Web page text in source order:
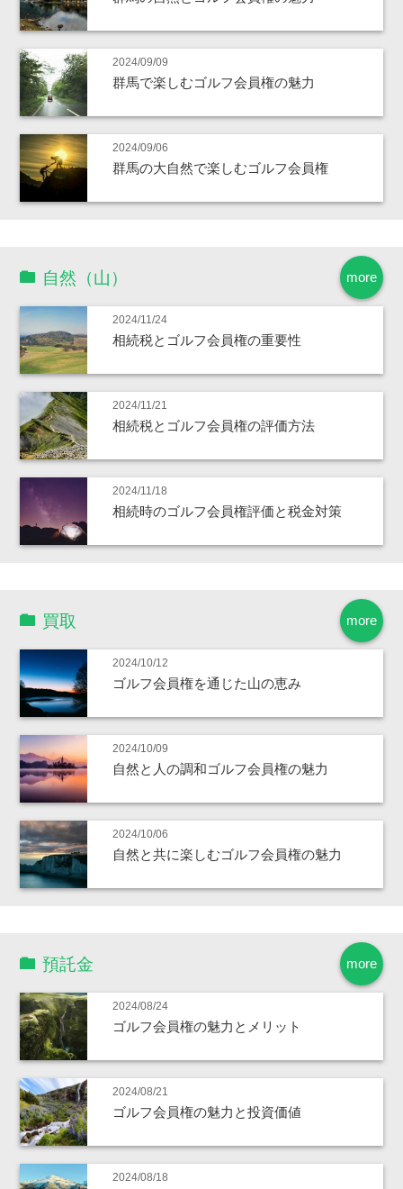
2024/09/09
群馬で楽しむゴルフ会員権の魅力
2024/09/06
群馬の大自然で楽しむゴルフ会員権
more
自然（山）
2024/11/24
相続税とゴルフ会員権の重要性
2024/11/21
相続税とゴルフ会員権の評価方法
2024/11/18
相続時のゴルフ会員権評価と税金対策
more
買取
2024/10/12
ゴルフ会員権を通じた山の恵み
2024/10/09
自然と人の調和ゴルフ会員権の魅力
2024/10/06
自然と共に楽しむゴルフ会員権の魅力
more
預託金
2024/08/24
ゴルフ会員権の魅力とメリット
2024/08/21
ゴルフ会員権の魅力と投資価値
2024/08/18